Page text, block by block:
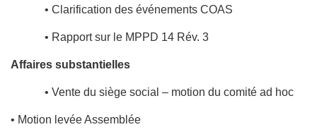
• Clarification des événements COAS
• Rapport sur le MPPD 14 Rév. 3
Affaires substantielles
• Vente du siège social – motion du comité ad hoc
• Motion levée Assemblée